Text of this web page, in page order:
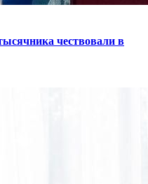
чествовали в